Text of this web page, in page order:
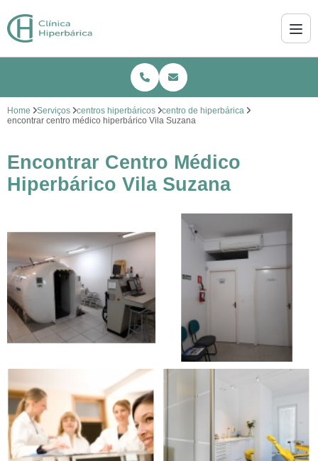
Home Serviços centros hiperbáricos
centro de hiperbárica
encontrar centro médico hiperbárico Vila Suzana
Encontrar Centro Médico
Hiperbárico Vila Suzana